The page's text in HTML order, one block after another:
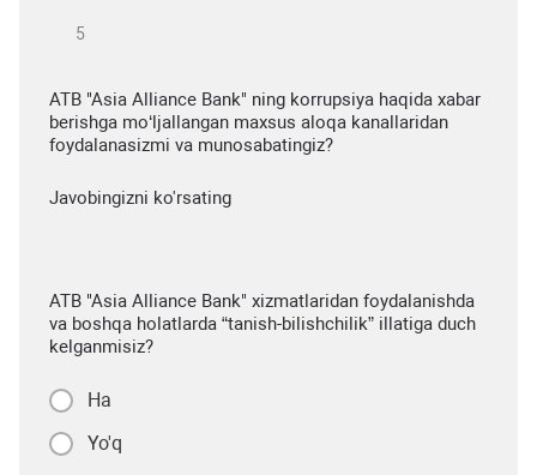
ATB "Asia Alliance Bank" ning korrupsiya haqida xabar
berishga mo‘ljallangan maxsus aloqa kanallaridan
foydalanasizmi va munosabatingiz?
Javobingizni ko'rsating
ATB "Asia Alliance Bank" xizmatlaridan foydalanishda
va boshqa holatlarda “tanish-bilishchilik” illatiga duch
kelganmisiz?
Ha
Yo'q